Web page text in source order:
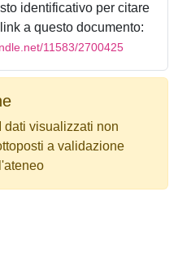
identificativo per citare
a questo documento:
11583/2700425
dati visualizzati non
a validazione